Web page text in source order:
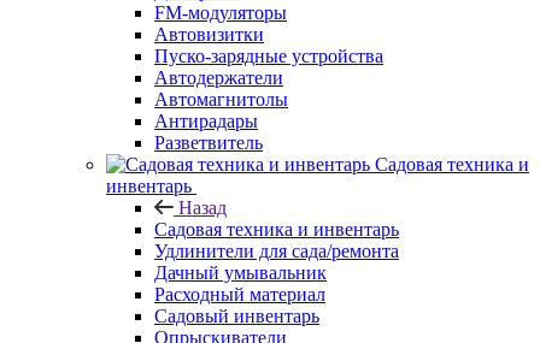
FM-модуляторы
Автовизитки
Пуско-зарядные устройства
Автодержатели
Автомагнитолы
Антирадары
Разветвитель
Садовая техника и
инвентарь
Назад
Садовая техника и инвентарь
Удлинители для сада/ремонта
Дачный умывальник
Расходный материал
Садовый инвентарь
Опрыскиватели